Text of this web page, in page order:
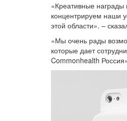
«Креативные
концентрируем наши
этой области». –
«Мы очень рады
которые дает
Commonhealth